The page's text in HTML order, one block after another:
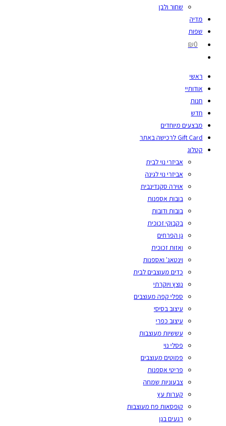
שחור ולבן
מדיה
שפות
₪0
ראשי
אודותיי
חנות
חדש
מבצעים מיוחדים
Gift Card לרכישה באתר
קטלוג
אביזרי נוי לבית
אביזרי נוי לגינה
אוירה סקנדינבית
בובות אספנות
בובות ודובות
בקבוקי זכוכית
גן הפרחים
ואזות זכוכית
וינטאג' ואספנות
כדים מעוצבים לבית
נוצץ ויוקרתי
ספלי קפה מעוצבים
עיצוב בסיסי
עיצוב כפרי
עששיות מעוצבות
פסלי נוי
פמוטים מעוצבים
פריטי אספנות
צבעוניות שמחה
קערות עץ
קופסאות פח מעוצבות
רגעים בגן